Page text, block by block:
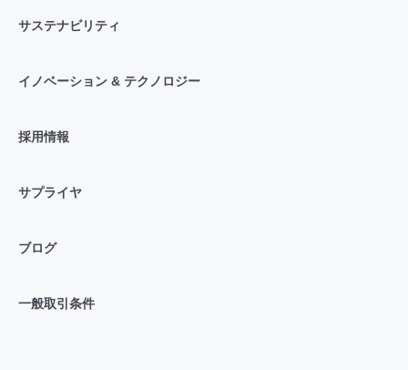
サステナビリティ
イノベーション & テクノロジー
採用情報
サプライヤ
ブログ
一般取引条件